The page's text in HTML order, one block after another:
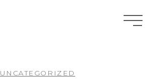
UNCATEGORIZED